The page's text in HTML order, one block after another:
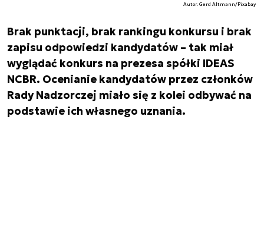
Autor. Gerd Altmann/Pixabay
Brak punktacji, brak rankingu konkursu i brak
zapisu odpowiedzi kandydatów – tak miał
wyglądać konkurs na prezesa spółki IDEAS
NCBR. Ocenianie kandydatów przez członków
Rady Nadzorczej miało się z kolei odbywać na
podstawie ich własnego uznania.